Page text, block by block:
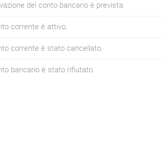
del conto bancario è prevista.
corrente è attivo.
corrente è stato cancellato.
bancario è stato rifiutato.